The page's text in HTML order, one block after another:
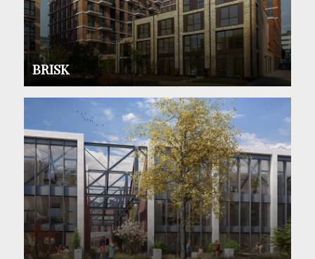
BRISK